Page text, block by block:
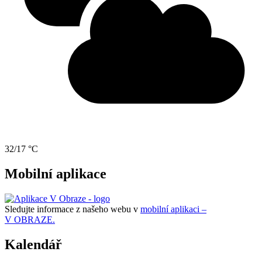
32/17 °C
Mobilní aplikace
Sledujte informace z našeho webu v mobilní aplikaci –
V OBRAZE.
Kalendář